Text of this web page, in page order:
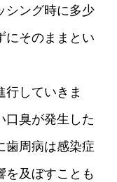
シング時に多少
にそのままとい
行していきま
口臭が発生した
歯周病は感染症
を及ぼすことも